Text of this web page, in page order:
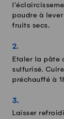
poudre à
fruits secs.
Etaler la pâte
sulfurisé.
préchauffé à
Laisser